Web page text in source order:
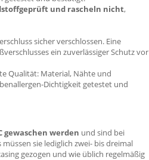
und rascheln nicht,
sicher verschlossen. Eine
ein zuverlässiger Schutz vor
Qualität: Material, Nähte und
Dichtigkeit getestet und
gewaschen werden und sind bei
sie lediglich zwei- bis dreimal
gezogen und wie üblich regelmäßig